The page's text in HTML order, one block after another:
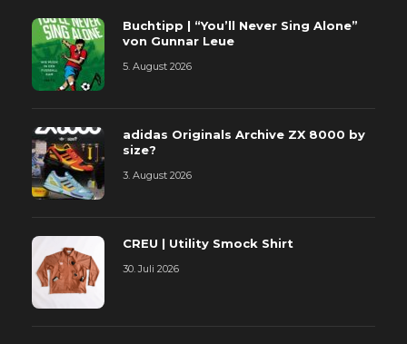
Buchtipp | “You’ll Never Sing Alone”
von Gunnar Leue
5. August 2026
adidas Originals Archive ZX 8000 by
size?
3. August 2026
CREU | Utility Smock Shirt
30. Juli 2026